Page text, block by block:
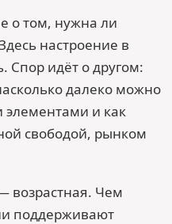
о том, нужна ли
настроение в
Спор идёт о другом:
далеко можно
элементами и как
свободой, рынком
возрастная. Чем
поддерживают